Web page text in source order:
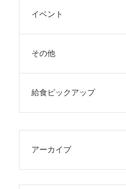
イベント
その他
給食ピックアップ
アーカイブ